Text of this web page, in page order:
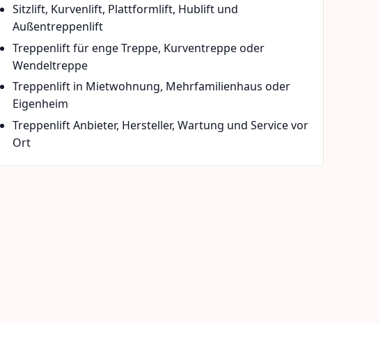
Sitzlift, Kurvenlift, Plattformlift, Hublift und
Außentreppenlift
Treppenlift für enge Treppe, Kurventreppe oder
Wendeltreppe
Treppenlift in Mietwohnung, Mehrfamilienhaus oder
Eigenheim
Treppenlift Anbieter, Hersteller, Wartung und Service vor
Ort